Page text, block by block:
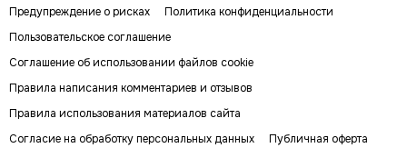
Предупреждение о рисках
Политика конфиденциальности
Пользовательское соглашение
Соглашение об использовании файлов cookie
Правила написания комментариев и отзывов
Правила использования материалов сайта
Согласие на обработку персональных данных
Публичная оферта